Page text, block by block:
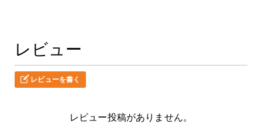
レビュー
レビューを書く
レビュー投稿がありません。